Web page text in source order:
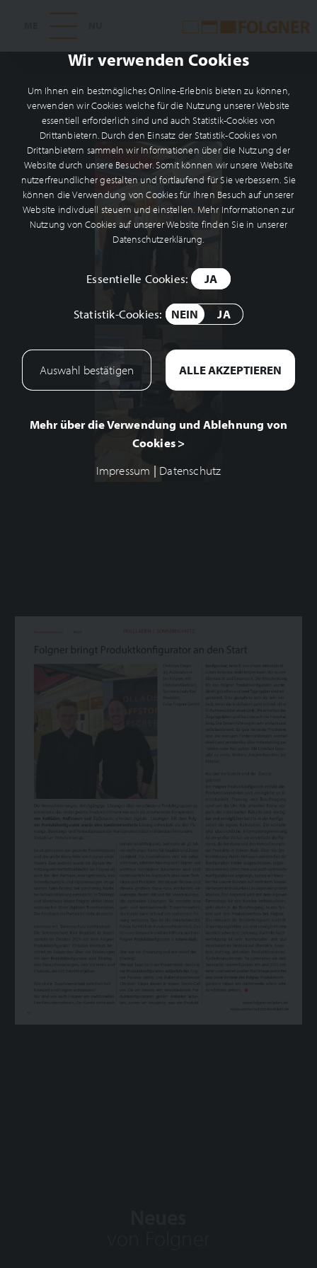
Wir verwenden Cookies
Um Ihnen ein bestmögliches Online-Erlebnis bieten zu können,
verwenden wir Cookies welche für die Nutzung unserer Website
essentiell erforderlich sind und auch Statistik-Cookies von
Drittanbietern. Durch den Einsatz der Statistik-Cookies von
Drittanbietern sammeln wir Informationen über die Nutzung der
Website durch unsere Besucher. Somit können wir unsere Website
nutzerfreundlicher gestalten und fortlaufend für Sie verbessern. Sie
können die Verwendung von Cookies für Ihren Besuch auf unserer
Website indivduell steuern und einstellen. Mehr Informationen zur
Nutzung von Cookies auf unserer Website finden Sie in unserer
Datenschutzerklärung.
Essentielle Cookies: JA
Statistik-Cookies: NEIN JA
Mehr über die Verwendung und Ablehnung von
Cookies >
Impressum | Datenschutz